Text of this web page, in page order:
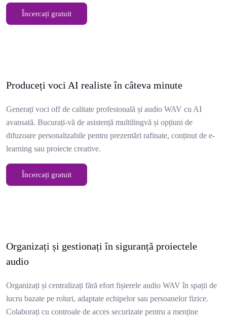
Încercați gratuit
Produceți voci AI realiste în câteva minute
Generați voci off de calitate profesională și audio WAV cu AI
avansată. Bucurați-vă de asistență multilingvă și opțiuni de
difuzoare personalizabile pentru prezentări rafinate, conținut de e-
learning sau proiecte creative.
Încercați gratuit
Organizați și gestionați în siguranță proiectele
audio
Organizați și centralizați fără efort fișierele audio WAV în spații de
lucru bazate pe roluri, adaptate echipelor sau persoanelor fizice.
Colaborați cu controale de acces securizate pentru a menține